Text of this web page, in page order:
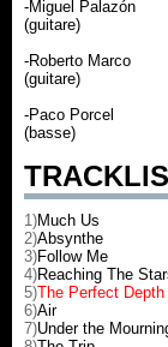
-Miguel Palazón
(guitare)
-Roberto Marco
(guitare)
-Paco Porcel
(basse)
1)Much Us
2)Absynthe
3)Follow Me
4)Reaching The
5)The Perfect
6)Air
7)Under the